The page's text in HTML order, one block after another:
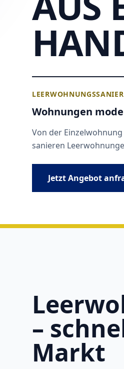
Wohnungen
Von der
sanieren
Jetzt Angebot
–
Markt